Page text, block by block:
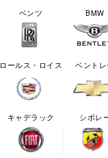
ベンツ BMW
ロールス・ロイス ベント
キャデラック シボレ